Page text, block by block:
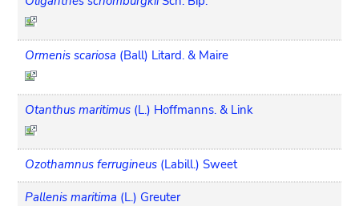
Ormenis scariosa (Ball) Litard. & Maire
Otanthus maritimus (L.) Hoffmanns. & Link
Ozothamnus ferrugineus (Labill.) Sweet
Pallenis maritima (L.) Greuter